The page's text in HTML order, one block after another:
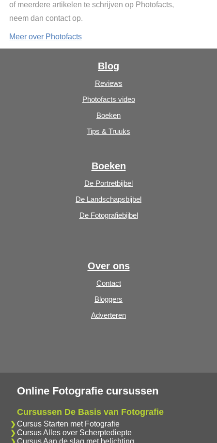
of meerdere artikelen te schrijven op Photofacts,
neem dan contact op.
Meer over Photofacts
Blog
Reviews
Photofacts video
Boeken
Tips & Truuks
Boeken
De Portretbijbel
De Landschapsbijbel
De Fotografiebijbel
Over ons
Contact
Bloggers
Adverteren
Online Fotografie cursussen
Cursussen De Basis van Fotografie
Cursus Starten met Fotografie
Cursus Alles over Scherptediepte